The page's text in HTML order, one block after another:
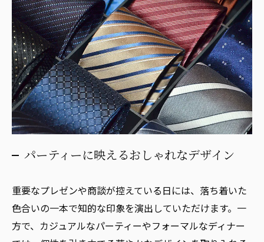
パーティーに映えるおしゃれなデザイン
重要なプレゼンや商談が控えている日には、落ち着いた
色合いの一本で知的な印象を演出していただけます。一
方で、カジュアルなパーティーやフォーマルなディナー